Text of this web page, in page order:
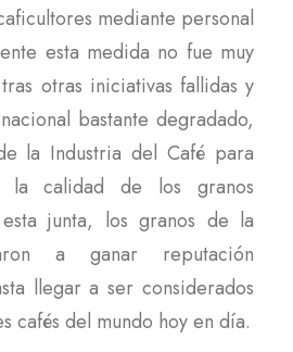
mediante personal
esta medida no fue muy
otras iniciativas fallidas y
bastante degradado,
la Industria del Café para
la calidad de los granos
junta, los granos de la
a ganar reputación
llegar a ser considerados
cafés del mundo hoy en día.